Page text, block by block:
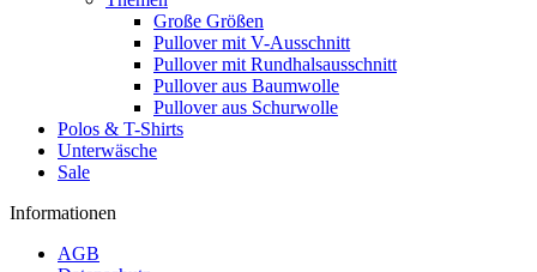
Große Größen
Pullover mit V-Ausschnitt
Pullover mit Rundhalsausschnitt
Pullover aus Baumwolle
Pullover aus Schurwolle
Polos & T-Shirts
Unterwäsche
Sale
Informationen
AGB